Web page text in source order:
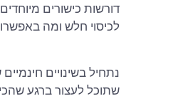
דורשות כישורים
לכיסוי חלש ומה
נתחיל בשינויים
שתוכל לעצור ברגע